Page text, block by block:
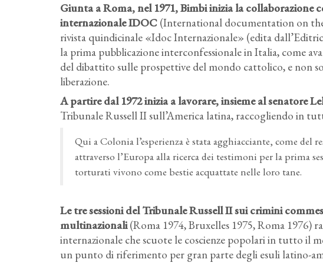
Giunta a Roma, nel 1971, Bimbi inizia la
internazionale IDOC (International documentation on
rivista quindicinale «Idoc Internazionale» (edita
la prima pubblicazione interconfessionale in Italia, come
del dibattito sulle prospettive del mondo cattolico, e non
liberazione.
A partire dal 1972 inizia a lavorare, insieme al senatore
Tribunale Russell II sull’America latina, raccogliendo in
Qui a Colonia l’esperienza è stata agghiacciante, come
attraverso l’Europa alla ricerca dei testimoni per la prima
torturati vivono come bestie acquattate nelle loro tane.
Le tre sessioni del Tribunale Russell II sui crimini
multinazionali(Roma 1974, Bruxelles 1975, Roma 1976)
internazionale che scuote le coscienze popolari in tutto il
un punto di riferimento per gran parte degli esuli latino-